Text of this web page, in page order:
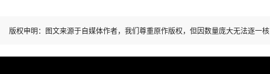
版权申明：图文来源于自媒体作者，我们尊重原作版权，但因数量庞大无法逐一